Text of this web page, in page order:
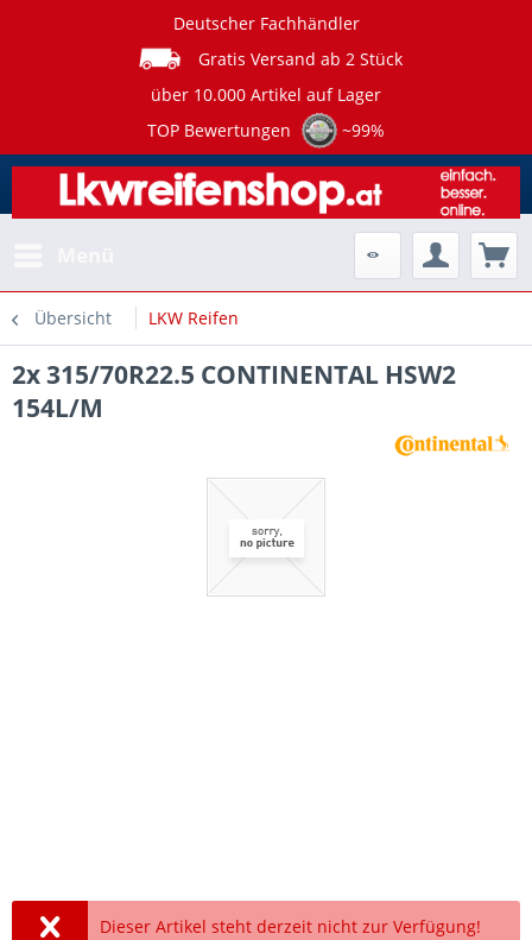
Deutscher Fachhändler
Gratis Versand ab 2 Stück
über 10.000 Artikel auf Lager
TOP Bewertungen
~99%
Übersicht LKW Reifen
2x 315/70R22.5 CONTINENTAL HSW2
154L/M
Dieser Artikel steht derzeit nicht zur Verfügung!